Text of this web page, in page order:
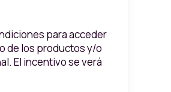
para acceder
de los productos y/o
El incentivo se verá